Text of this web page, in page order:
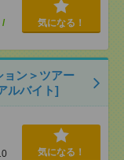
/
気になる！
ョン＞ツアー
ルバイト]
気になる！